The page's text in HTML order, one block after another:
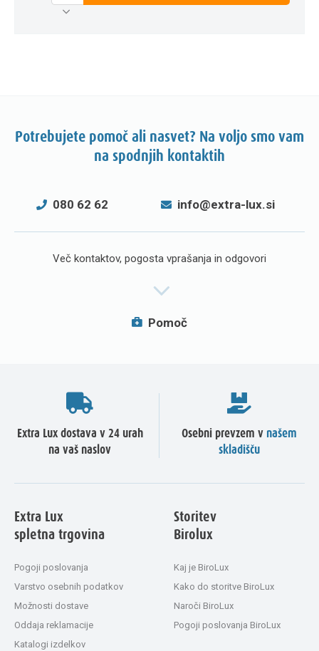
Potrebujete pomoč ali nasvet? Na voljo smo vam
na spodnjih kontaktih
080 62 62 info@extra-lux.si
Več kontaktov, pogosta vprašanja in odgovori
Pomoč
Extra Lux dostava v 24 urah
na vaš naslov
Osebni prevzem v našem
skladišču
Extra Lux
spletna trgovina
Pogoji poslovanja
Varstvo osebnih podatkov
Možnosti dostave
Oddaja reklamacije
Katalogi izdelkov
Storitev
Birolux
Kaj je BiroLux
Kako do storitve BiroLux
Naroči BiroLux
Pogoji poslovanja BiroLux